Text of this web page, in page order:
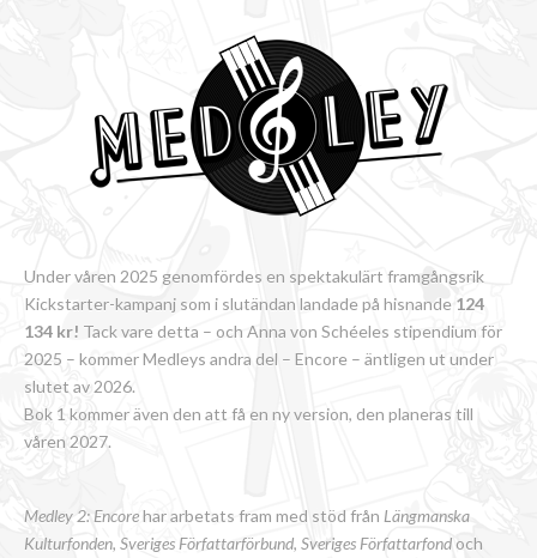
Under våren 2025 genomfördes en spektakulärt framgångsrik
Kickstarter-kampanj som i slutändan landade på hisnande 124
134 kr! Tack vare detta – och Anna von Schéeles stipendium för
2025 – kommer Medleys andra del – Encore – äntligen ut under
slutet av 2026.
Bok 1 kommer även den att få en ny version, den planeras till
våren 2027.
Medley 2: Encorehar arbetats fram med stöd från Längmanska
Kulturfonden, Sveriges Författarförbund, Sveriges Författarfondoch